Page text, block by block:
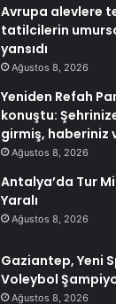
Avrupa alevlere
tatilcilerin
yansıdı
Ağustos 8, 2026
Yeniden Refah
konuştu:
girmiş, haberiniz
Ağustos 8, 2026
Antalya’da Tur
Yaralı
Ağustos 8, 2026
Gaziantep, Yeni
Voleybol
Ağustos 8, 2026